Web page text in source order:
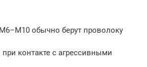
обычно берут проволоку
контакте с агрессивными